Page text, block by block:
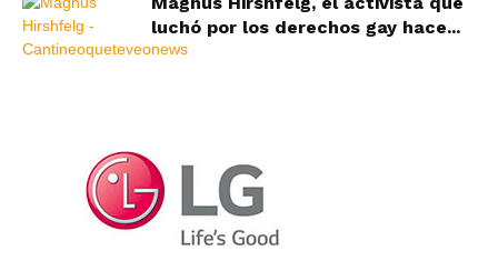
luchó por los derechos gay hace...